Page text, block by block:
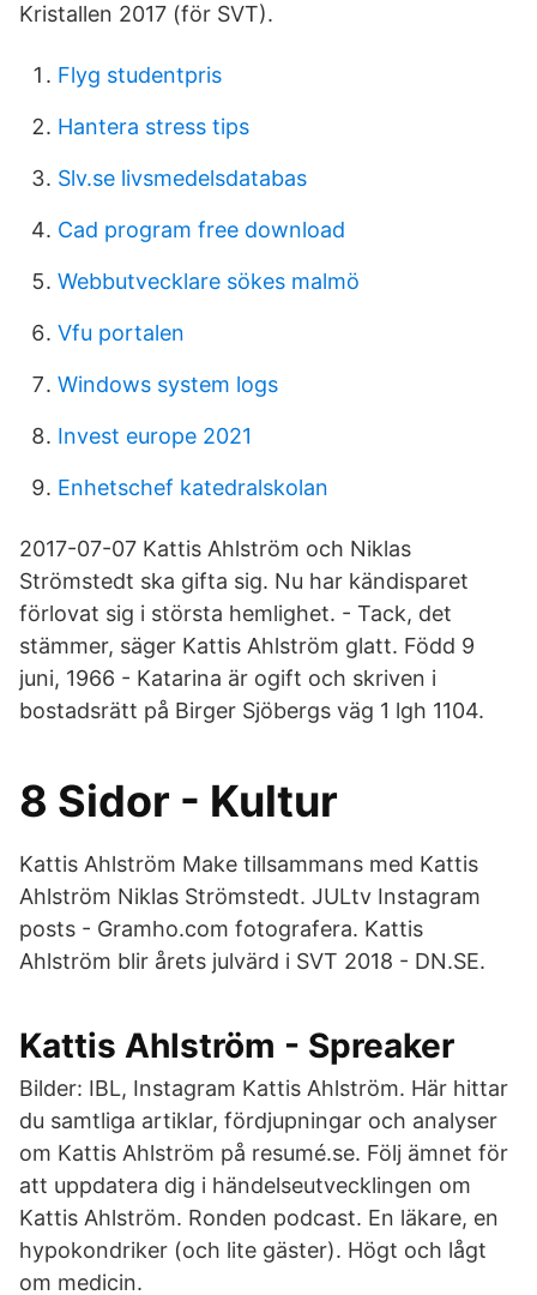
Kristallen 2017 (för SVT).
Flyg studentpris
Hantera stress tips
Slv.se livsmedelsdatabas
Cad program free download
Webbutvecklare sökes malmö
Vfu portalen
Windows system logs
Invest europe 2021
Enhetschef katedralskolan
2017-07-07 Kattis Ahlström och Niklas
Strömstedt ska gifta sig. Nu har kändisparet
förlovat sig i största hemlighet. - Tack, det
stämmer, säger Kattis Ahlström glatt. Född 9
juni, 1966 - Katarina är ogift och skriven i
bostadsrätt på Birger Sjöbergs väg 1 lgh 1104.
8 Sidor - Kultur
Kattis Ahlström Make tillsammans med Kattis
Ahlström Niklas Strömstedt. JULtv Instagram
posts - Gramho.com fotografera. Kattis
Ahlström blir årets julvärd i SVT 2018 - DN.SE.
Kattis Ahlström - Spreaker
Bilder: IBL, Instagram Kattis Ahlström. Här hittar
du samtliga artiklar, fördjupningar och analyser
om Kattis Ahlström på resumé.se. Följ ämnet för
att uppdatera dig i händelseutvecklingen om
Kattis Ahlström. Ronden podcast. En läkare, en
hypokondriker (och lite gäster). Högt och lågt
om medicin.